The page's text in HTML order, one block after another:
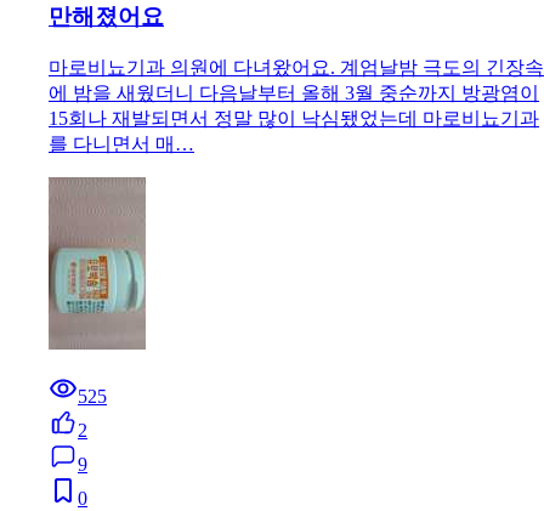
만해졌어요
마로비뇨기과 의원에 다녀왔어요. 계엄날밤 극도의 긴장속
에 밤을 새웠더니 다음날부터 올해 3월 중순까지 방광염이
15회나 재발되면서 정말 많이 낙심됐었는데 마로비뇨기과
를 다니면서 매…
525
2
9
0